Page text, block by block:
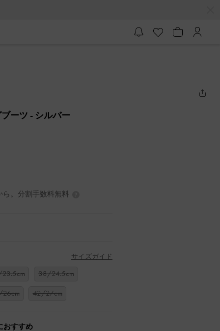
ーツ - シルバー
。分割手数料無料
サイズガイド
38/24.5cm
42/27cm
おすすめ